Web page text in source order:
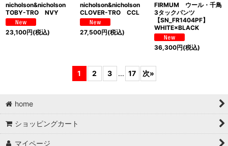
nicholson&nicholson
TOBY-TRO NVY
23,100円(税込)
nicholson&nicholson
CLOVER-TRO CCL
27,500円(税込)
FIRMUM ウール・千鳥
3タックパンツ
【SN_FR1404PF】
WHITE×BLACK
36,300円(税込)
1 2 3 ... 17 次»
home
ショッピングカート
マイページ